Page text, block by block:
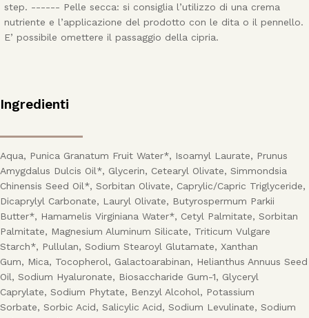
step. ------ Pelle secca: si consiglia l’utilizzo di una crema
nutriente e l’applicazione del prodotto con le dita o il pennello.
E’ possibile omettere il passaggio della cipria.
Ingredienti
Aqua, Punica Granatum Fruit Water*, Isoamyl Laurate, Prunus
Amygdalus Dulcis Oil*, Glycerin, Cetearyl Olivate, Simmondsia
Chinensis Seed Oil*, Sorbitan Olivate, Caprylic/Capric Triglyceride,
Dicaprylyl Carbonate, Lauryl Olivate, Butyrospermum Parkii
Butter*, Hamamelis Virginiana Water*, Cetyl Palmitate, Sorbitan
Palmitate, Magnesium Aluminum Silicate, Triticum Vulgare
Starch*, Pullulan, Sodium Stearoyl Glutamate, Xanthan
Gum, Mica, Tocopherol, Galactoarabinan, Helianthus Annuus Seed
Oil, Sodium Hyaluronate, Biosaccharide Gum-1, Glyceryl
Caprylate, Sodium Phytate, Benzyl Alcohol, Potassium
Sorbate, Sorbic Acid, Salicylic Acid, Sodium Levulinate, Sodium